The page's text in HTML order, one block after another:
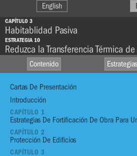
English
CAPÍTULO 3
Habitablidad Pasiva
ESTRATEGIA 10
Reduzca la Transferencia Térmica
Contenido
Cartas De Presentación
Introducción
CAPÍTULO 1
Estrategias De Fortificación De Obra Para
CAPÍTULO 2
Protección De Edificios
CAPÍTULO 3